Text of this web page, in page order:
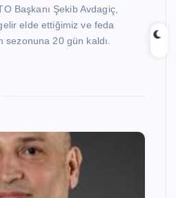
Başkanı Şekib Avdagiç,
elde ettiğimiz ve feda
sezonuna 20 gün kaldı.